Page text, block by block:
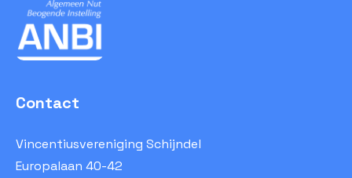
Contact
Vincentiusvereniging Schijndel
Europalaan 40-42